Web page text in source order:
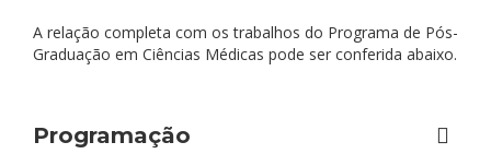
A relação completa com os trabalhos do Programa de Pós-
Graduação em Ciências Médicas pode ser conferida abaixo.
Programação